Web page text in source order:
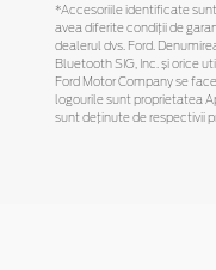
*Accesoriile identificate
avea diferite condiții de
dealerul dvs. Ford.
Bluetooth SIG, Inc. și orice
Ford Motor Company se
logourile sunt proprietatea
sunt deținute de respectivii